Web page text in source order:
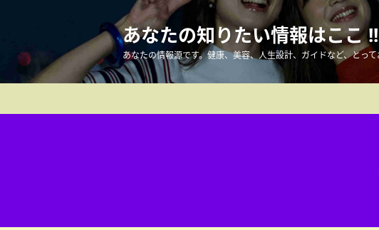
あなたの知りたい情報はここ
あなたの情報源です。健康、美容、人生設計、ガイドなど、とっ